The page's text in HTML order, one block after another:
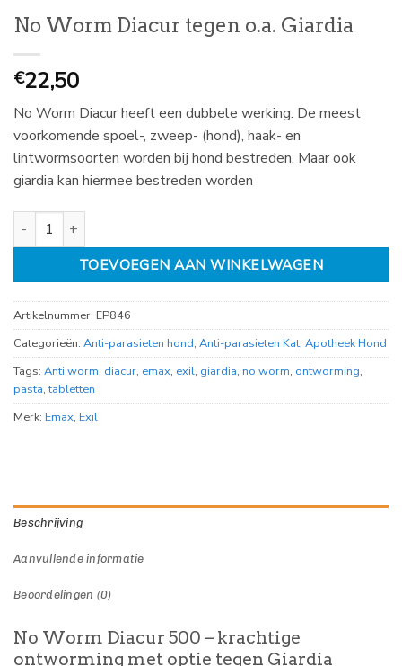
No Worm Diacur tegen o.a. Giardia
€22,50
No Worm Diacur heeft een dubbele werking. De meest
voorkomende spoel-, zweep- (hond), haak- en
lintwormsoorten worden bij hond bestreden. Maar ook
giardia kan hiermee bestreden worden
No Worm Diacur tegen o.a. Giardia aantal
TOEVOEGEN AAN WINKELWAGEN
Artikelnummer: EP846
Categorieën: Anti-parasieten hond, Anti-parasieten Kat, Apotheek Hond
Tags: Anti worm, diacur, emax, exil, giardia, no worm, ontworming,
pasta,tabletten
Merk: Emax, Exil
Beschrijving
Aanvullende informatie
Beoordelingen (0)
No Worm Diacur 500 – krachtige
ontworming met optie tegen Giardia